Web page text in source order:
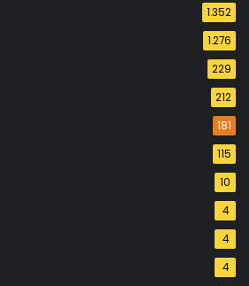
1.352
1.276
229
212
181
115
10
4
4
4